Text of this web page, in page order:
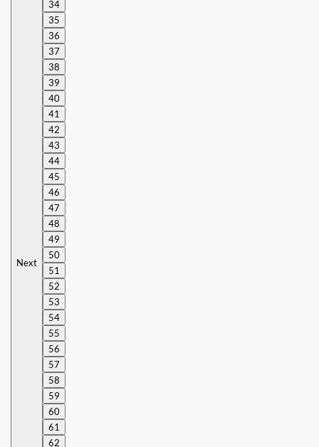
Next
34
35
36
37
38
39
40
41
42
43
44
45
46
47
48
49
50
51
52
53
54
55
56
57
58
59
60
61
62